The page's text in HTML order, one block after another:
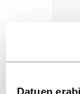
Datuen